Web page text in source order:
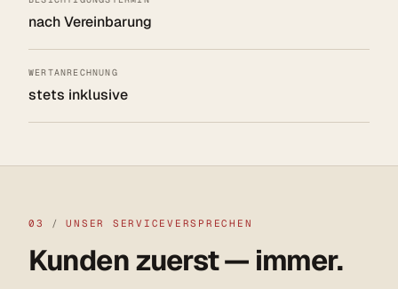
nach Vereinbarung
WERTANRECHNUNG
stets inklusive
03 / UNSER SERVICEVERSPRECHEN
Kunden zuerst — immer.